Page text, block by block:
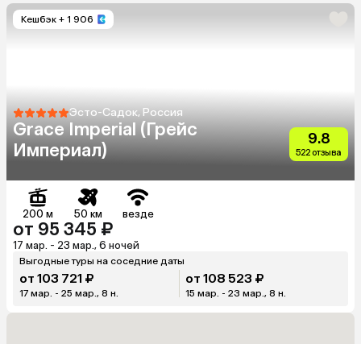
Кешбэк + 1 906
Эсто-Садок, Россия
Grace Imperial (Грейс
Империал)
9.8
522 отзыва
200 м 50 км везде
от 95 345 ₽
17 мар. - 23 мар., 6 ночей
Выгодные туры на соседние даты
от 103 721 ₽
17 мар. - 25 мар., 8 н.
от 108 523 ₽
15 мар. - 23 мар., 8 н.